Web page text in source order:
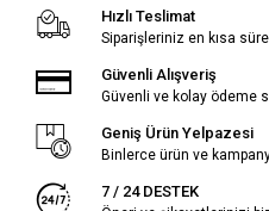
Hızlı Teslimat
Siparişleriniz en kısa
Güvenli Alışveriş
Güvenli ve kolay ödeme
Geniş Ürün Yelpazesi
Binlerce ürün ve
7 / 24 DESTEK